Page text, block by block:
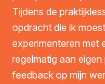
Tijdens de
opdracht die ik
experimenteren met
regelmatig aan
feedback op mijn